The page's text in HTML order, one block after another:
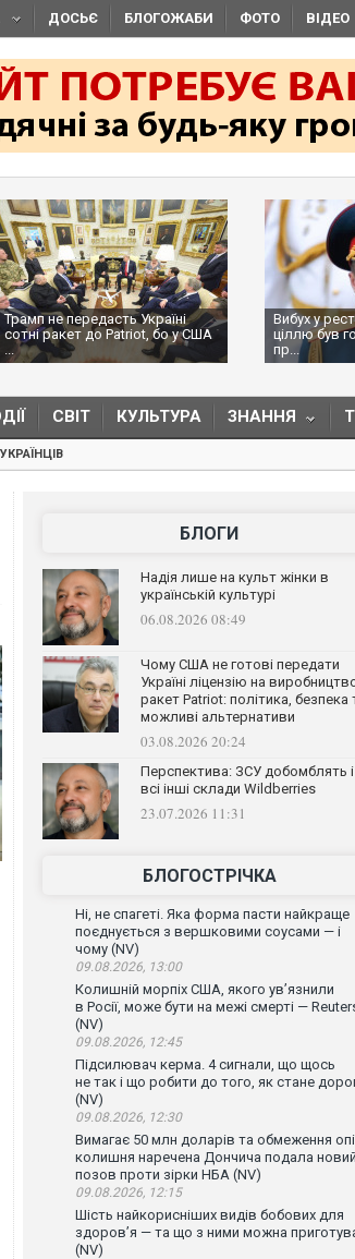
ДОСЬЄ БЛОГОЖАБИ ФОТО ВІДЕО
Трамп не передасть Україні
сотні ракет до Patriot, бо у США
...
Вибух у
ціллю був
пр...
СВІТ КУЛЬТУРА ЗНАННЯ
БЛОГИ
Надія лише на культ жінки в
українській культурі
06.08.2026 08:49
Чому США не готові передати
Україні ліцензію на
ракет Patriot: політика, безпека
можливі альтернативи
03.08.2026 20:24
Перспектива: ЗСУ добомблять і
всі інші склади Wildberries
23.07.2026 11:31
БЛОГОСТРІЧКА
Ні, не спагеті. Яка форма пасти найкраще
поєднується з вершковими соусами — і
чому (NV)
09.08.2026, 13:00
Колишній морпіх США, якого ув’язнили
в Росії, може бути на межі смерті —
(NV)
09.08.2026, 12:45
Підсилювач керма. 4 сигнали, що щось
не так і що робити до того, як стане
(NV)
09.08.2026, 12:30
Вимагає 50 млн доларів та обмеження
колишня наречена Дончича подала новий
позов проти зірки НБА (NV)
09.08.2026, 12:15
Шість найкорисніших видів бобових для
здоров’я — та що з ними можна
(NV)